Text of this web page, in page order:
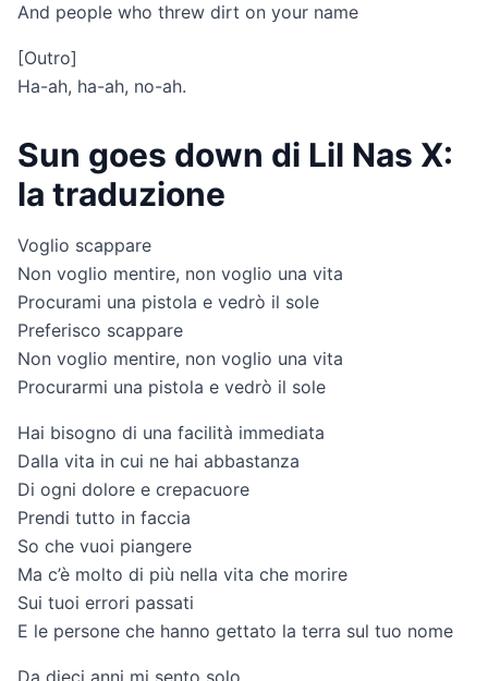
And people who threw dirt on your name
[Outro]
Ha-ah, ha-ah, no-ah.
Sun goes down di Lil Nas X:
la traduzione
Voglio scappare
Non voglio mentire, non voglio una vita
Procurami una pistola e vedrò il sole
Preferisco scappare
Non voglio mentire, non voglio una vita
Procurarmi una pistola e vedrò il sole
Hai bisogno di una facilità immediata
Dalla vita in cui ne hai abbastanza
Di ogni dolore e crepacuore
Prendi tutto in faccia
So che vuoi piangere
Ma c’è molto di più nella vita che morire
Sui tuoi errori passati
E le persone che hanno gettato la terra sul tuo nome
Da dieci anni mi sento solo